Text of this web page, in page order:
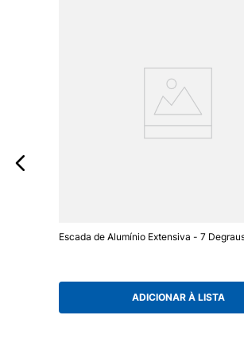
Escada de Alumínio Extensiva - 7
ADICIONAR À LISTA